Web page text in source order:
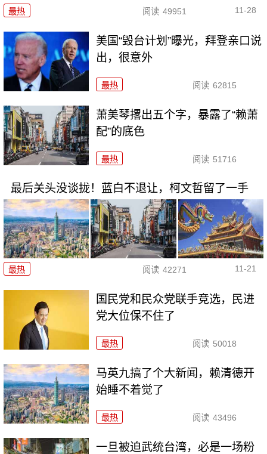
最热 阅读 49951 11-28
美国“毁台计划”曝光，拜登亲口说
出，很意外
最热 阅读 62815
萧美琴撂出五个字，暴露了“赖萧
配”的底色
最热 阅读 51716
最后关头没谈拢！蓝白不退让，柯文哲留了一手
最热 阅读 42271 11-21
国民党和民众党联手竞选，民进
党大位保不住了
最热 阅读 50018
马英九搞了个大新闻，赖清德开
始睡不着觉了
最热 阅读 43496
一旦被迫武统台湾，必是一场粉